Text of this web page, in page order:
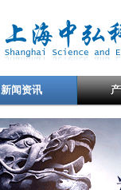
新闻资讯